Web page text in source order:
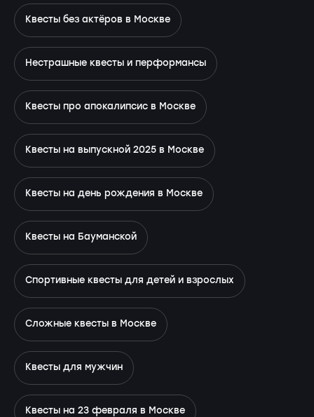
Квесты без актёров в Москве
Нестрашные квесты и перформансы
Квесты про апокалипсис в Москве
Квесты на выпускной 2025 в Москве
Квесты на день рождения в Москве
Квесты на Бауманской
Спортивные квесты для детей и взрослых
Сложные квесты в Москве
Квесты для мужчин
Квесты на 23 февраля в Москве